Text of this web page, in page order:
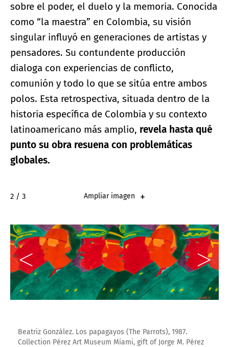
sobre el poder, el duelo y la memoria. Conocida
como “la maestra” en Colombia, su visión
singular influyó en generaciones de artistas y
pensadores. Su contundente producción
dialoga con experiencias de conflicto,
comunión y todo lo que se sitúa entre ambos
polos. Esta retrospectiva, situada dentro de la
historia específica de Colombia y su contexto
latinoamericano más amplio, revela hasta qué
punto su obra resuena con problemáticas
globales.
2 / 3 Ampliar imagen
Beatriz González. Los papagayos (The Parrots), 1987.
Collection Pérez Art Museum Miami, gift of Jorge M. Pérez